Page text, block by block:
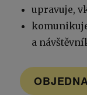
upravuje,
a